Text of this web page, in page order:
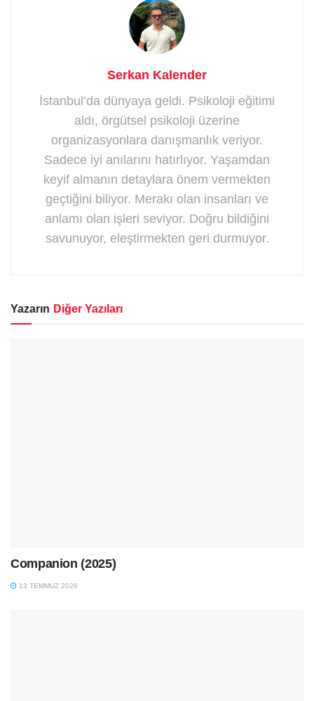
Serkan Kalender
İstanbul’da dünyaya geldi. Psikoloji eğitimi
aldı, örgütsel psikoloji üzerine
organizasyonlara danışmanlık veriyor.
Sadece iyi anılarını hatırlıyor. Yaşamdan
keyif almanın detaylara önem vermekten
geçtiğini biliyor. Merakı olan insanları ve
anlamı olan işleri seviyor. Doğru bildiğini
savunuyor, eleştirmekten geri durmuyor.
Yazarın Diğer Yazıları
Companion (2025)
13 TEMMUZ 2026